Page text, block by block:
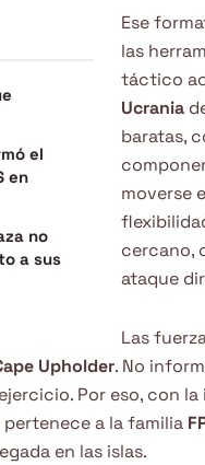
el
en
no
a sus
Ese
las
táctico
Ucrania
baratas,
moverse
cercano,
ataque
Las
Upholder. No
Por eso, con
a la familia
en las islas.